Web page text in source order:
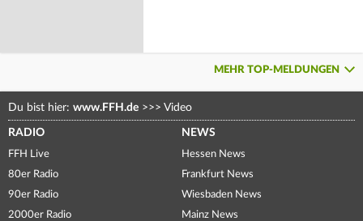
MEHR TOP-MELDUNGEN
Du bist hier: www.FFH.de >>> Video
RADIO
FFH Live
80er Radio
90er Radio
2000er Radio
NEWS
Hessen News
Frankfurt News
Wiesbaden News
Mainz News